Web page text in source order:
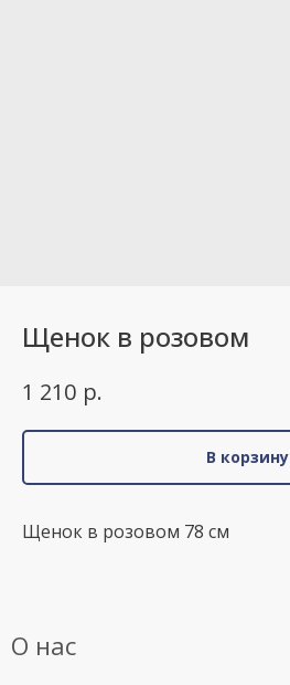
Щенок в розовом
1 210 р.
В корзину
Щенок в розовом 78 см
О нас